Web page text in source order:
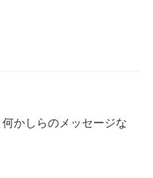
かしらのメッセージな